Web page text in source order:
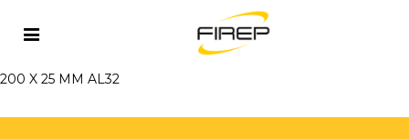
Accueil OUTILLAGE DU SOUDEUR >
MEULE DE TOURET BLANCHE G60
200 X 25 MM AL32